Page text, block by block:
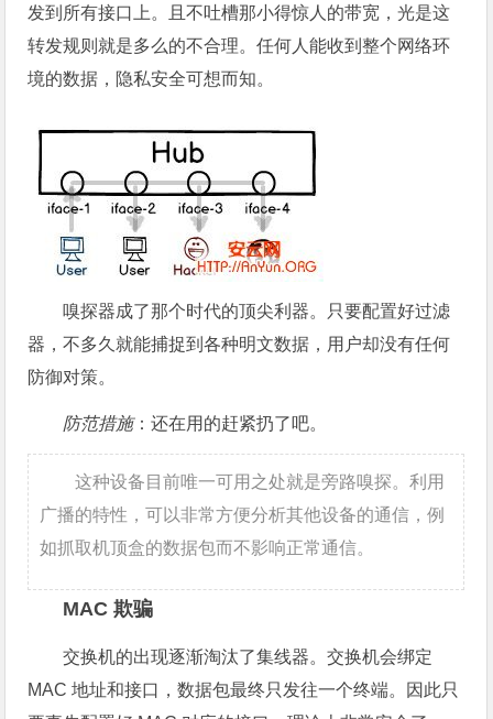
发到所有接口上。且不吐槽那小得惊人的带宽，光是这
转发规则就是多么的不合理。任何人能收到整个网络环
境的数据，隐私安全可想而知。
嗅探器成了那个时代的顶尖利器。只要配置好过滤
器，不多久就能捕捉到各种明文数据，用户却没有任何
防御对策。
防范措施：还在用的赶紧扔了吧。
这种设备目前唯一可用之处就是旁路嗅探。利用
广播的特性，可以非常方便分析其他设备的通信，例
如抓取机顶盒的数据包而不影响正常通信。
MAC 欺骗
交换机的出现逐渐淘汰了集线器。交换机会绑定
MAC 地址和接口，数据包最终只发往一个终端。因此只